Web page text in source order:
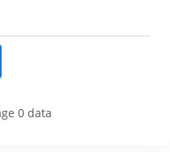
0 data